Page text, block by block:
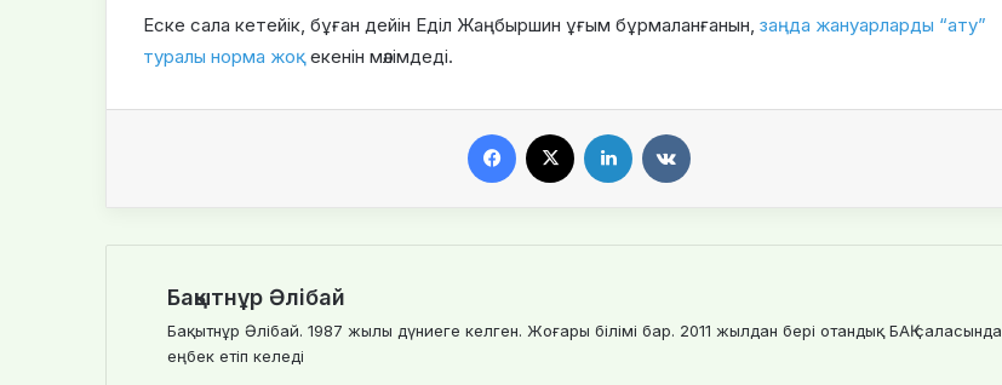
Еске сала кетейік, бұған дейін Еділ Жаңбыршин ұғым бұрмаланғанын, заңда жануарларды “ату”
туралы норма жоқ екенін мәлімдеді.
Бақытнұр Әлібай
Бақытнұр Әлібай. 1987 жылы дүниеге келген. Жоғары білімі бар. 2011 жылдан бері отандық БАҚ саласында
еңбек етіп келеді